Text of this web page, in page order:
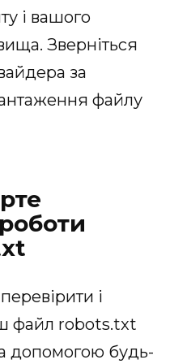
і вашого
Зверніться
за
файлу
і
файл robots.txt
допомогою будь-